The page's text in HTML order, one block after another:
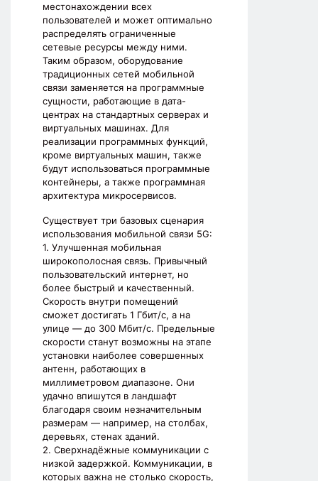
местонахождении всех
пользователей и может оптимально
распределять ограниченные
сетевые ресурсы между ними.
Таким образом, оборудование
традиционных сетей мобильной
связи заменяется на программные
сущности, работающие в дата-
центрах на стандартных серверах и
виртуальных машинах. Для
реализации программных функций,
кроме виртуальных машин, также
будут использоваться программные
контейнеры, а также программная
архитектура микросервисов.
Существует три базовых сценария
использования мобильной связи 5G:
1. Улучшенная мобильная
широкополосная связь. Привычный
пользовательский интернет, но
более быстрый и качественный.
Скорость внутри помещений
сможет достигать 1 Гбит/с, а на
улице — до 300 Мбит/с. Предельные
скорости станут возможны на этапе
установки наиболее совершенных
антенн, работающих в
миллиметровом диапазоне. Они
удачно впишутся в ландшафт
благодаря своим незначительным
размерам — например, на столбах,
деревьях, стенах зданий.
2. Сверхнадёжные коммуникации с
низкой задержкой. Коммуникации, в
которых важна не столько скорость,